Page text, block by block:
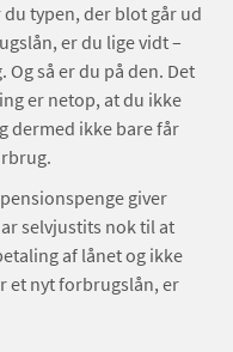
typen, der blot går ud
er du lige vidt –
så er du på den. Det
er netop, at du ikke
dermed ikke bare får
giver
selvjustits nok til at
af lånet og ikke
et nyt forbrugslån, er